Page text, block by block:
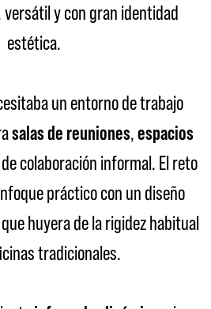
y con gran identidad
estética.
un entorno de trabajo
salas de reuniones,espacios
colaboración informal. El reto
práctico con un diseño
huyera de la rigidez habitual
tradicionales.